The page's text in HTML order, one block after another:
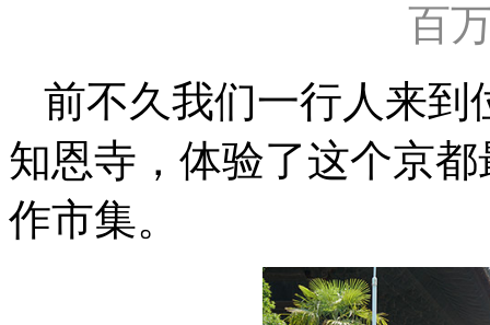
百
前不久我们一行人来到
知恩寺，体验了这个京
作市集。